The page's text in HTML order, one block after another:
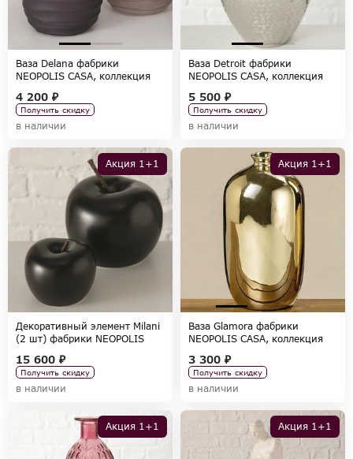
Ваза Delana фабрики
NEOPOLIS CASA, коллекция
4 200 ₽
Получить скидку
в наличии
Ваза Detroit фабрики
NEOPOLIS CASA, коллекция
5 500 ₽
Получить скидку
в наличии
Акция 1+1
Декоративный элемент Milani
(2 шт) фабрики NEOPOLIS
ACCESSORIES
15 600 ₽
Получить скидку
в наличии
Акция 1+1
Ваза Glamora фабрики
NEOPOLIS CASA, коллекция
3 300 ₽
Получить скидку
в наличии
Акция 1+1 Акция 1+1